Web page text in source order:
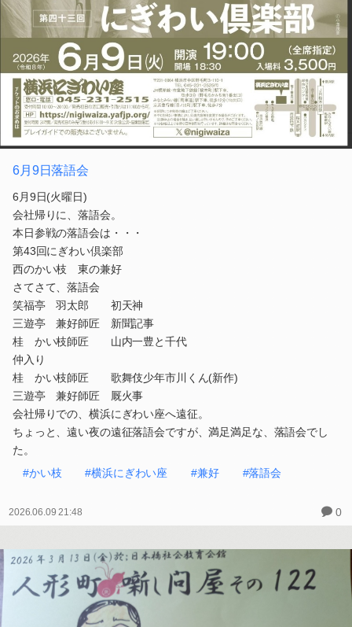
6月9日落語会
6月9日(火曜日)
会社帰りに、落語会。
本日参戦の落語会は・・・
第43回にぎわい倶楽部
西のかい枝 東の兼好
さてさて、落語会
笑福亭 羽太郎 初天神
三遊亭 兼好師匠 新聞記事
桂 かい枝師匠 山内一豊と千代
仲入り
桂 かい枝師匠 歌舞伎少年市川くん(新作)
三遊亭 兼好師匠 厩火事
会社帰りでの、横浜にぎわい座へ遠征。
ちょっと、遠い夜の遠征落語会ですが、満足満足な、落語会でし
た。
#かい枝
#横浜にぎわい座 #兼好 #落語会
2026.06.09 21:48 0